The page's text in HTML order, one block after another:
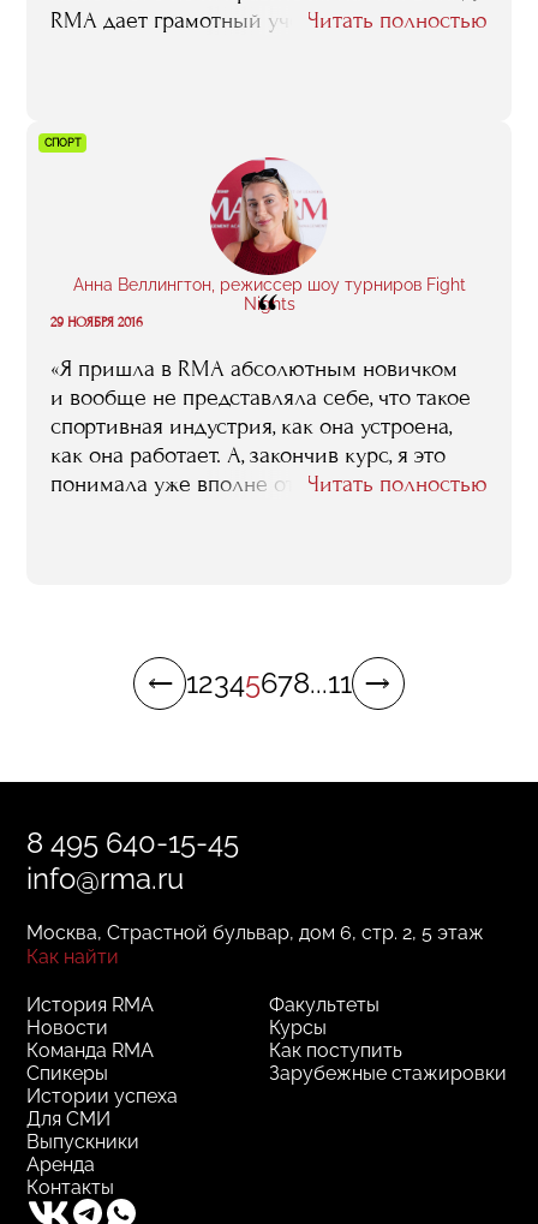
RMA дает грамотный учебный план
ты думаешь, что знаешь все. Когда круг
расширяется, ты начинаешь понимать, как
много еще не знаешь. В RMA это
произошло со мной: я начал понимать, что
есть определенные сферы, о которых
я не знал ранее. Начал их изучать
и продолжаю этим заниматься».
Читать полностью
СПОРТ
Анна Веллингтон, режиссер шоу турниров Fight
Nights
“
29 НОЯБРЯ 2016
«Я пришла в RMA абсолютным новичком
и вообще не представляла себе, что такое
спортивная индустрия, как она устроена,
как она работает. А, закончив курс, я это
понимала уже вполне отчетливо — для
и самыми успешными представителями
нашего спортивного менеджмента.
Ты слушаешь их лекции, ты приходишь
профессиональными связями,
и ты растешь».
Читать полностью
12345678...11
8 495 640-15-45
info@rma.ru
Москва, Страстной бульвар, дом 6, стр. 2, 5 этаж
Как найти
Факультеты
Курсы
Как поступить
Зарубежные стажировки
История RMA
Новости
Команда RMA
Спикеры
Истории успеха
Для СМИ
Выпускники
Аренда
Контакты